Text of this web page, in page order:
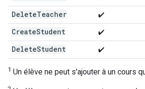
DeleteTeacher ✔️
CreateStudent ✔️
DeleteStudent ✔️
1 Un élève ne peut s'ajouter à un cours